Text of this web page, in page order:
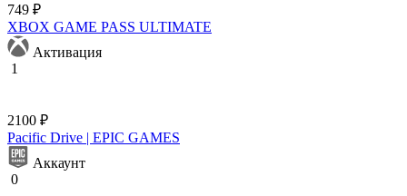
749 ₽
XBOX GAME PASS ULTIMATE
Активация
1
2100 ₽
Pacific Drive | EPIC GAMES
Аккаунт
0